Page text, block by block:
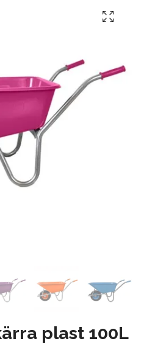
plast 100L